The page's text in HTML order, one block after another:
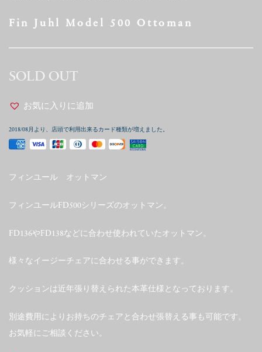
Fin Juhl Model 500 Ottoman
SOLD OUT
お気に入りに追加
2018/08月より、店頭で利用出来るカード種類が増えました。
フィンユール オットマン
フィンユールFD500シリーズのオットマン。
FD136やFD138などに合わせ使われていたオットマン。
様々なイージーチェアに合わせる事ができます。
クッションは近年張り替えられた本革仕様となっております。
別途費用によりお持ちのチェアと合わせ張替える事も可能です。
お気軽にご相談ください。